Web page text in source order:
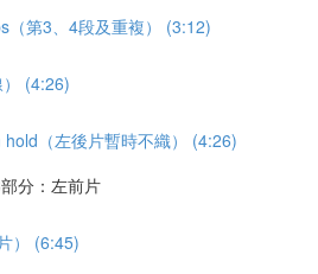
（第3、4段及重複） (3:12)
(4:26)
（左後片暫時不織） (4:26)
分：左前片
） (6:45)